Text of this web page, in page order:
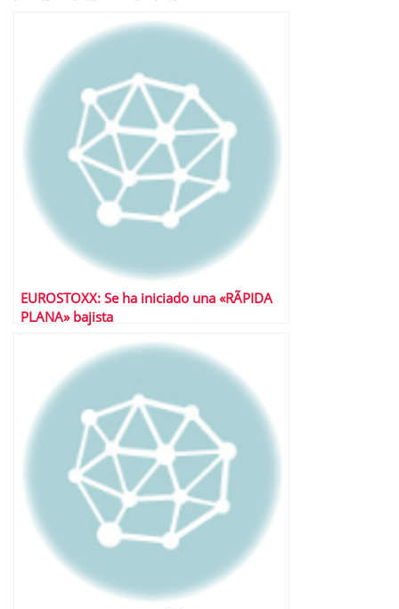
EUROSTOXX: Se ha iniciado una «RÃPIDA
PLANA» bajista